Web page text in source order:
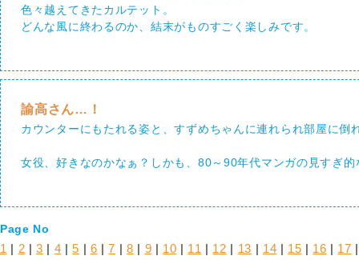
色々越えてきたカルテット。
どんな風に終わるのか、結末がものすごく楽しみです。
諭高さん…！
カウンターにもたれる姿と、すずめちゃんに連れられ部屋に倒
女役、好きなのかなぁ？しかも、80～90年代マンガの見すぎ
Page No
1 | 2 |3 | 4 |5 | 6 |7 | 8 | 9 | 10 | 11 | 12 | 13 | 14 | 15 | 16 | 17